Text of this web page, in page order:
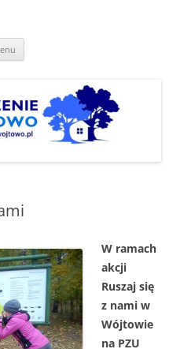
W ramach
akcji
Ruszaj się
z nami w
Wójtowie
na PZU